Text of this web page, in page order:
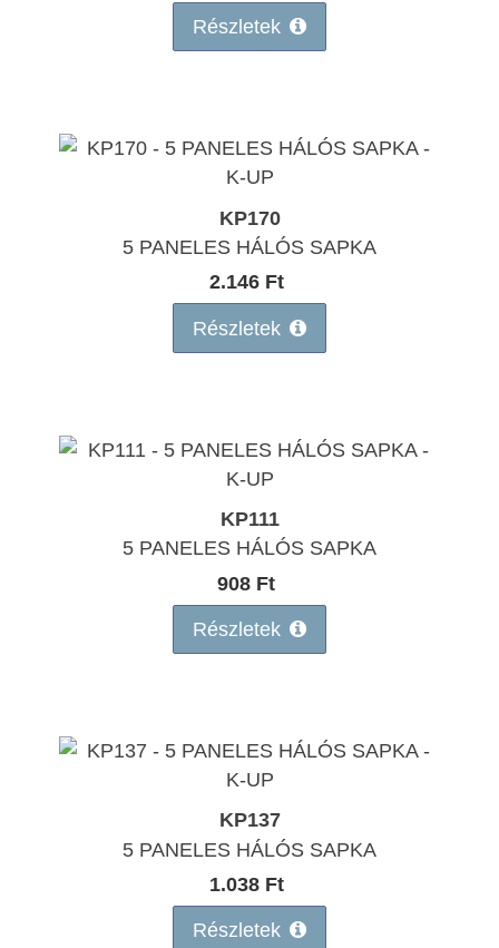
Részletek
KP170
5 PANELES HÁLÓS SAPKA
2.146 Ft
Részletek
KP111
5 PANELES HÁLÓS SAPKA
908 Ft
Részletek
KP137
5 PANELES HÁLÓS SAPKA
1.038 Ft
Részletek